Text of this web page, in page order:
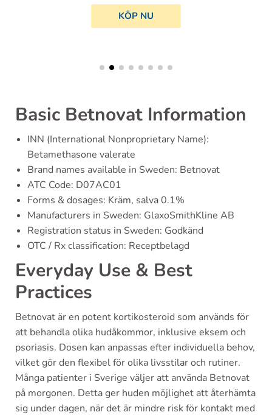
KÖP NU
Basic Betnovat Information
INN (International Nonproprietary Name):
Betamethasone valerate
Brand names available in Sweden: Betnovat
ATC Code: D07AC01
Forms & dosages: Kräm, salva 0.1%
Manufacturers in Sweden: GlaxoSmithKline AB
Registration status in Sweden: Godkänd
OTC / Rx classification: Receptbelagd
Everyday Use & Best
Practices
Betnovat är en potent kortikosteroid som används för
att behandla olika hudåkommor, inklusive eksem och
psoriasis. Dosen kan anpassas efter individuella behov,
vilket gör den flexibel för olika livsstilar och rutiner.
Många patienter i Sverige väljer att använda Betnovat
på morgonen. Detta ger huden möjlighet att återhämta
sig under dagen, när det är mindre risk för kontakt med